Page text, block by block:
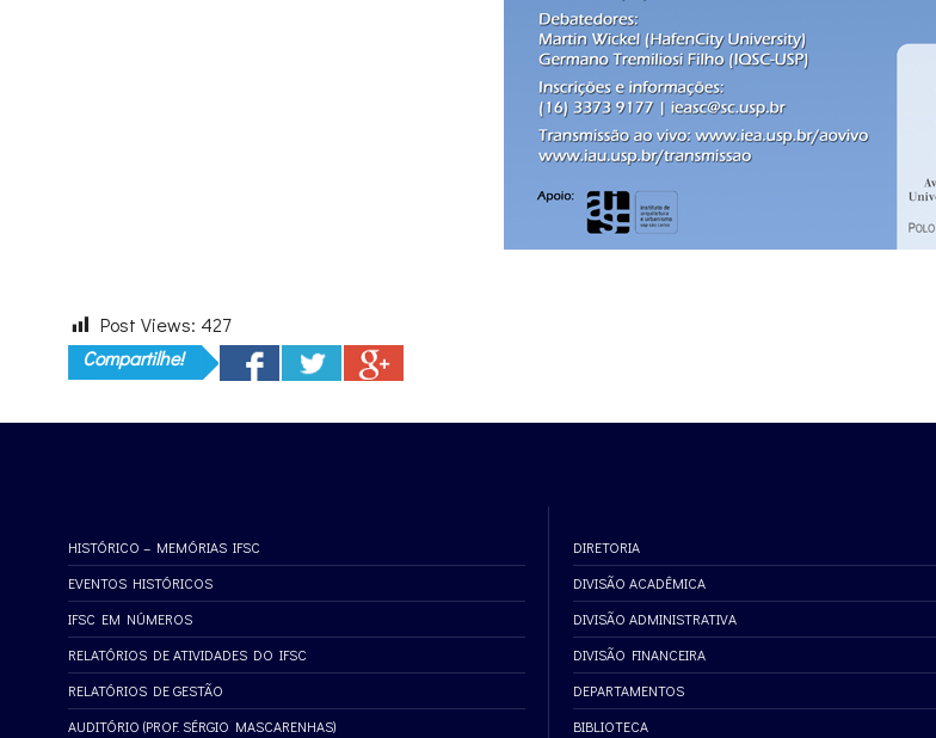
Post Views: 427
Compartilhe!
HISTÓRICO – MEMÓRIAS IFSC
EVENTOS HISTÓRICOS
IFSC EM NÚMEROS
RELATÓRIOS DE ATIVIDADES DO IFSC
RELATÓRIOS DE GESTÃO
AUDITÓRIO (PROF. SÉRGIO MASCARENHAS)
DIRETORIA
DIVISÃO ACADÊMICA
DIVISÃO ADMINISTRATIVA
DIVISÃO FINANCEIRA
DEPARTAMENTOS
BIBLIOTECA